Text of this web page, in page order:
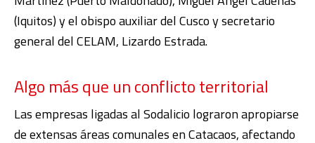
(Iquitos) y el obispo auxiliar del Cusco y secretario
general del CELAM, Lizardo Estrada.
Algo más que un conflicto territorial
Las empresas ligadas al Sodalicio lograron apropiarse
de extensas áreas comunales en Catacaos, afectando